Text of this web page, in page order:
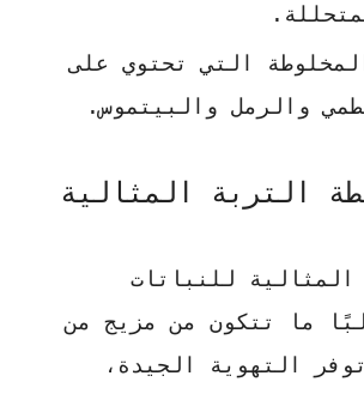
التي تحتوي على
والرمل والبيتموس.
التربة المثالية
للنباتات
ما تتكون من مزيج من
التهوية الجيدة،